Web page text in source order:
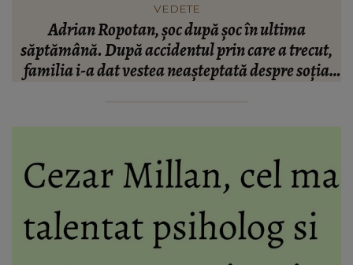
în ultima
a trecut,
despre soția
Horoscop 7 august 2026: O zodie va
drumuri de făcut